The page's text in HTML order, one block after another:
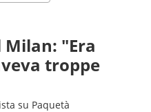
Milan: "Era
troppe
su Paquetà